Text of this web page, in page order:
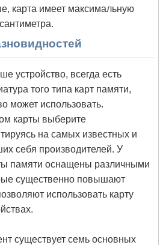
карта имеет максимальную
устройство, всегда есть
того типа карт памяти,
может использовать.
карты выберите
на самых известных и
себя производителей. У
памяти оснащены различными
существенно повышают
использовать карту
существует семь основных